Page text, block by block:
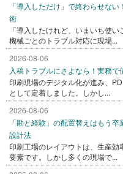
「導入しただけ」で終わらせな
術
「導入したけれど、いまいち使
機械ごとのトラブル対応に現場...
2026-08-06
入稿トラブルにさよなら！実務
印刷現場のデジタル化が進み、
として定着しました。しかし...
2026-08-06
「勘と経験」の配置替えはもう
設計法
印刷工場のレイアウトは、生産
要素です。しかし多くの現場で...